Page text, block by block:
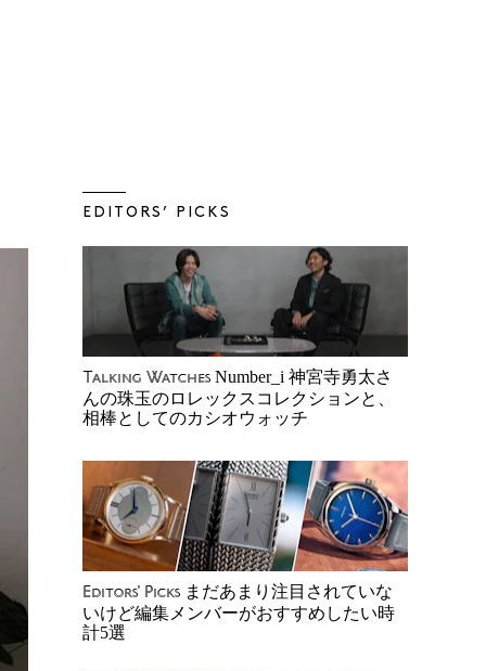
EDITORS’ PICKS
Talking Watches Number_i 神宮寺勇太さ
んの珠玉のロレックスコレクションと、
相棒としてのカシオウォッチ
Editors' Picks まだあまり注目されていな
いけど編集メンバーがおすすめしたい時
計5選